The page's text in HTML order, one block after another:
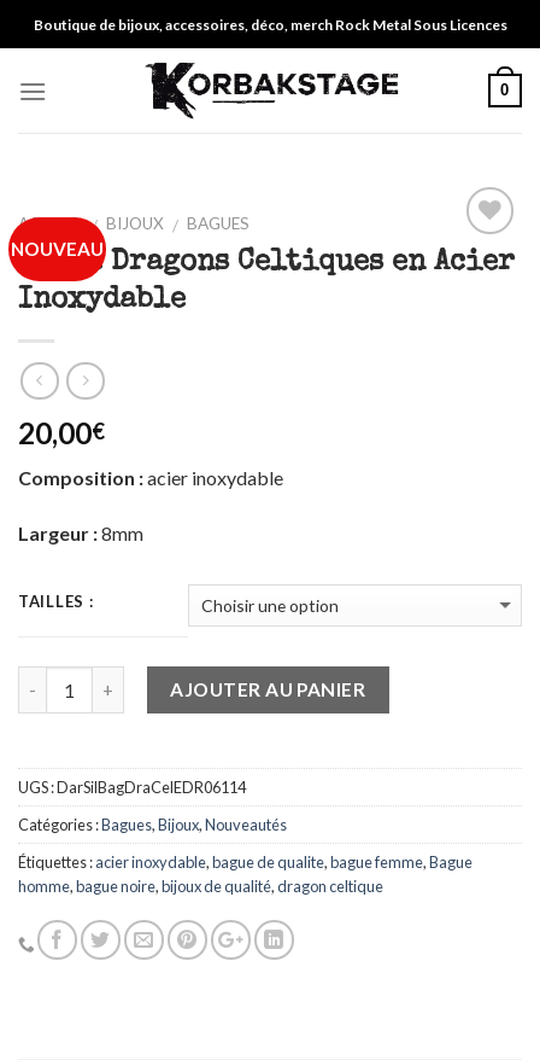
to
Boutique de bijoux, accessoires, déco, merch Rock Metal Sous Licences
0
NOUVEAU
Ajouter
ACCUEIL / BIJOUX / BAGUES
Bague Dragons Celtiques en Acier
Inoxydable
20,00€
Composition :acier inoxydable
Largeur :8mm
TAILLES :
AJOUTER AU PANIER
UGS :DarSilBagDraCelEDR06114
Catégories :Bagues,Bijoux,Nouveautés
Étiquettes :acier inoxydable,bague de qualite,bague femme,Bague
homme,bague noire,bijoux de qualité,dragon celtique